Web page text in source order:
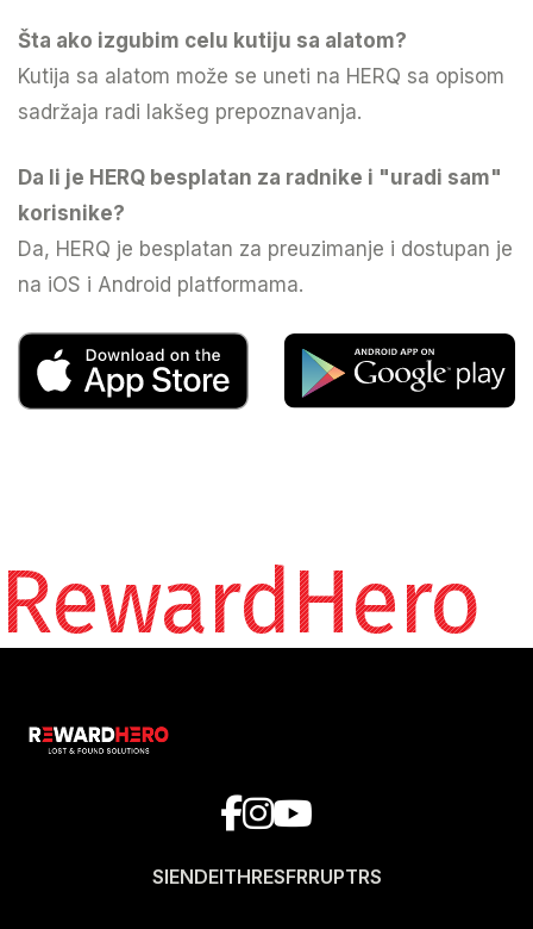
Šta ako izgubim celu kutiju sa alatom?
Kutija sa alatom može se uneti na HERQ sa opisom
sadržaja radi lakšeg prepoznavanja.
Da li je HERQ besplatan za radnike i "uradi sam"
korisnike?
Da, HERQ je besplatan za preuzimanje i dostupan je
na iOS i Android platformama.
RewardHero
SIENDEITHRESFRRUPTRS